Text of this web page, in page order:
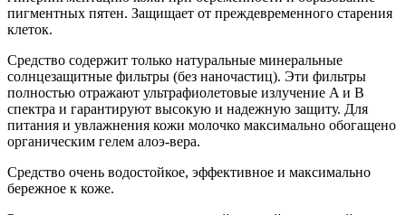
пигментных пятен. Защищает от преждевременного старения
клеток.
Средство содержит только натуральные минеральные
солнцезащитные фильтры (без наночастиц). Эти фильтры
полностью отражают ультрафиолетовые излучение A и B
спектра и гарантируют высокую и надежную защиту. Для
питания и увлажнения кожи молочко максимально обогащено
органическим гелем алоэ-вера.
Средство очень водостойкое, эффективное и максимально
бережное к коже.